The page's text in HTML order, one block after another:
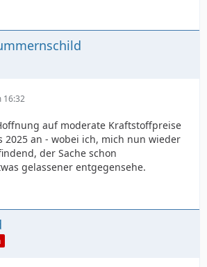
16:32
auf moderate Kraftstoffpreise
an - wobei ich, mich nun wieder
der Sache schon
gelassener entgegensehe.